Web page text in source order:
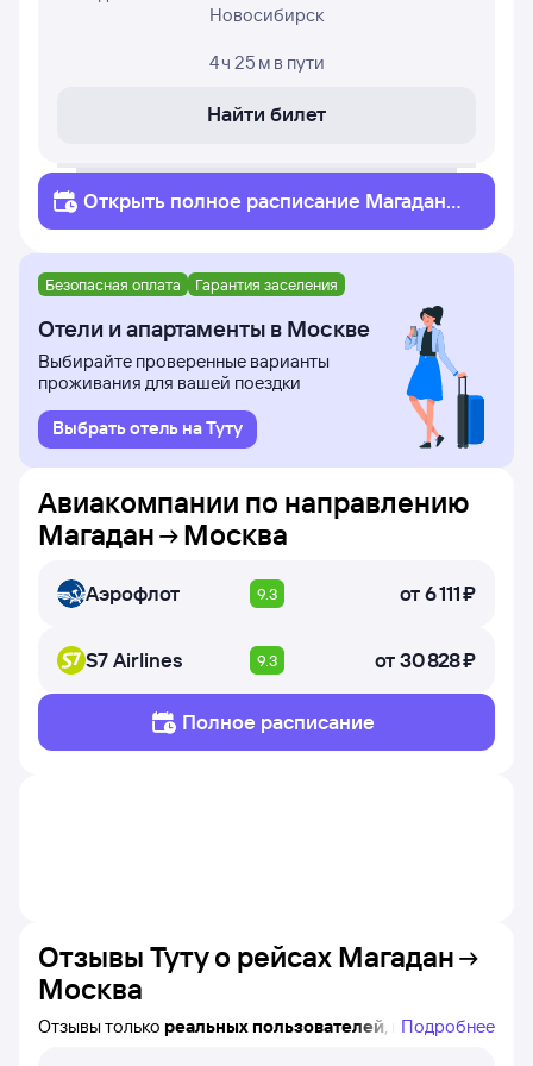
Новосибирск
4 ч 25 м в пути
Найти билет
Открыть полное расписание Магадан
Москва
Безопасная оплата Гарантия заселения
Отели и апартаменты в Москве
Выбирайте проверенные варианты
проживания для вашей поездки
Выбрать отель на Туту
Авиакомпании по направлению
Магадан
Москва
Аэрофлот 9.3 от6 ⁠111 ⁠₽
S7 Airlines 9.3 от30 ⁠828 ⁠₽
Полное расписание
Отзывы Туту о рейсах Магадан
Москва
Отзывы только реальных пользователей, которые
Подробнее